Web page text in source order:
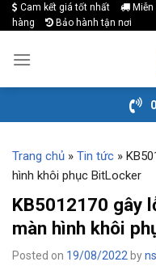
Skip
to
content
Cam kết giá tốt nhất
hàng
Bảo hành tận nơi
Trang chủ » Tin tức »
hình khôi phục BitLocker
KB5012170 gây
màn hình khôi
Posted on 19/08/2022 by